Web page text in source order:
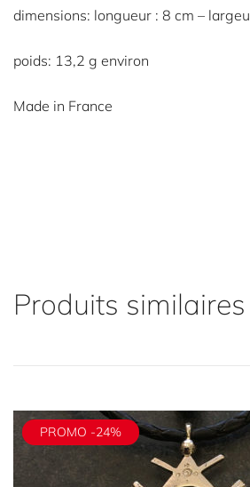
dimensions: longueur : 8 cm –
poids: 13,2 g environ
Made in France
Produits similaires
PROMO -24%